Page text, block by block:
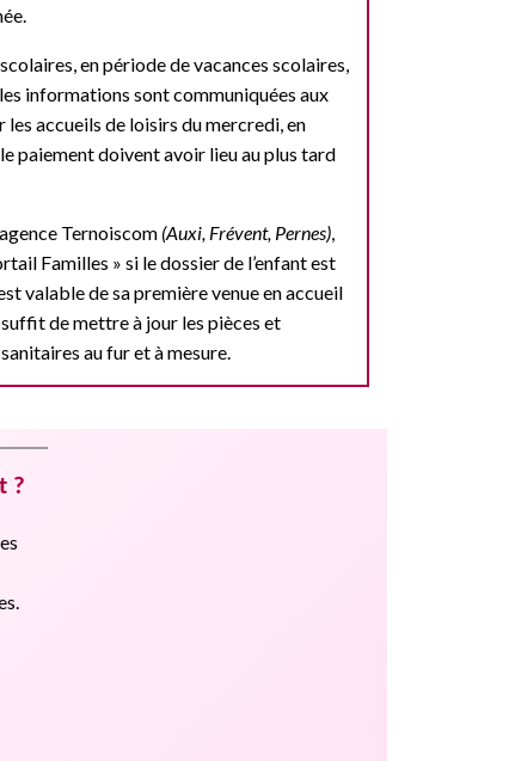
en période de vacances scolaires,
informations sont communiquées aux
accueils de loisirs du mercredi, en
paiement doivent avoir lieu au plus tard
Ternoiscom (Auxi, Frévent, Pernes)
Familles » si le dossier de l’enfant est
valable de sa première venue en accueil
suffit de mettre à jour les pièces et
au fur et à mesure.
?